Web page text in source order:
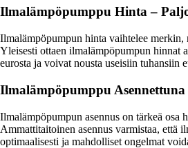
Ilmalämpöpumppu Hinta –
Ilmalämpöpumpun hinta vaihtelee merkin,
Yleisesti ottaen ilmalämpöpumpun hinnat
eurosta ja voivat nousta useisiin tuhansiin
Ilmalämpöpumppu
Ilmalämpöpumpun asennus on tärkeä osa
Ammattitaitoinen asennus varmistaa, että
optimaalisesti ja mahdolliset ongelmat